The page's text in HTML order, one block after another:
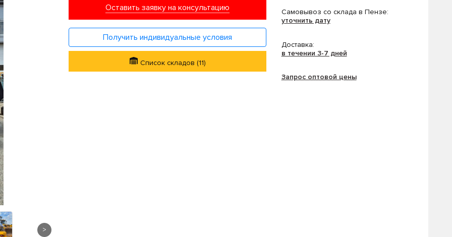
>
Оставить заявку на консультацию
Получить индивидуальные условия
Список складов (11)
Самовывоз со склада в Пензе:
уточнить дату
Доставка:
в течении 3-7 дней
Запрос оптовой цены